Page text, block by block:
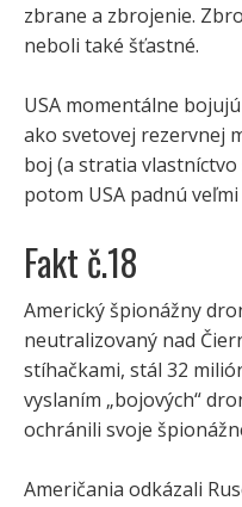
zbrane a zbrojenie.
neboli také šťastné.
USA momentálne
ako svetovej rezervnej
boj (a stratia
potom USA padnú
Fakt č.18
Americký špionážny
neutralizovaný nad
stíhačkami, stál 32
vyslaním „bojových“
ochránili svoje
Američania odkázali